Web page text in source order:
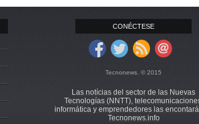
CONÉCTESE
Tecnonews. © 2015
Las notícias del sector de las Nuevas
Tecnologías (NNTT),
informática y emprendedores las
Tecnonews.info